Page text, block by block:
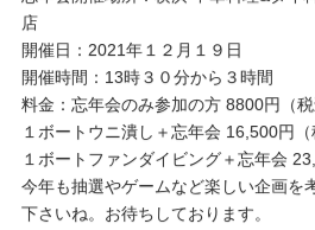
店
開催日：2021年１２月１９日
開催時間：13時３０分から３時間
料金：忘年会のみ参加の方 8800円（税
１ボートウニ潰し＋忘年会 16,500円（
１ボートファンダイビング＋忘年会
今年も抽選やゲームなど楽しい企画を
下さいね。お待ちしております。